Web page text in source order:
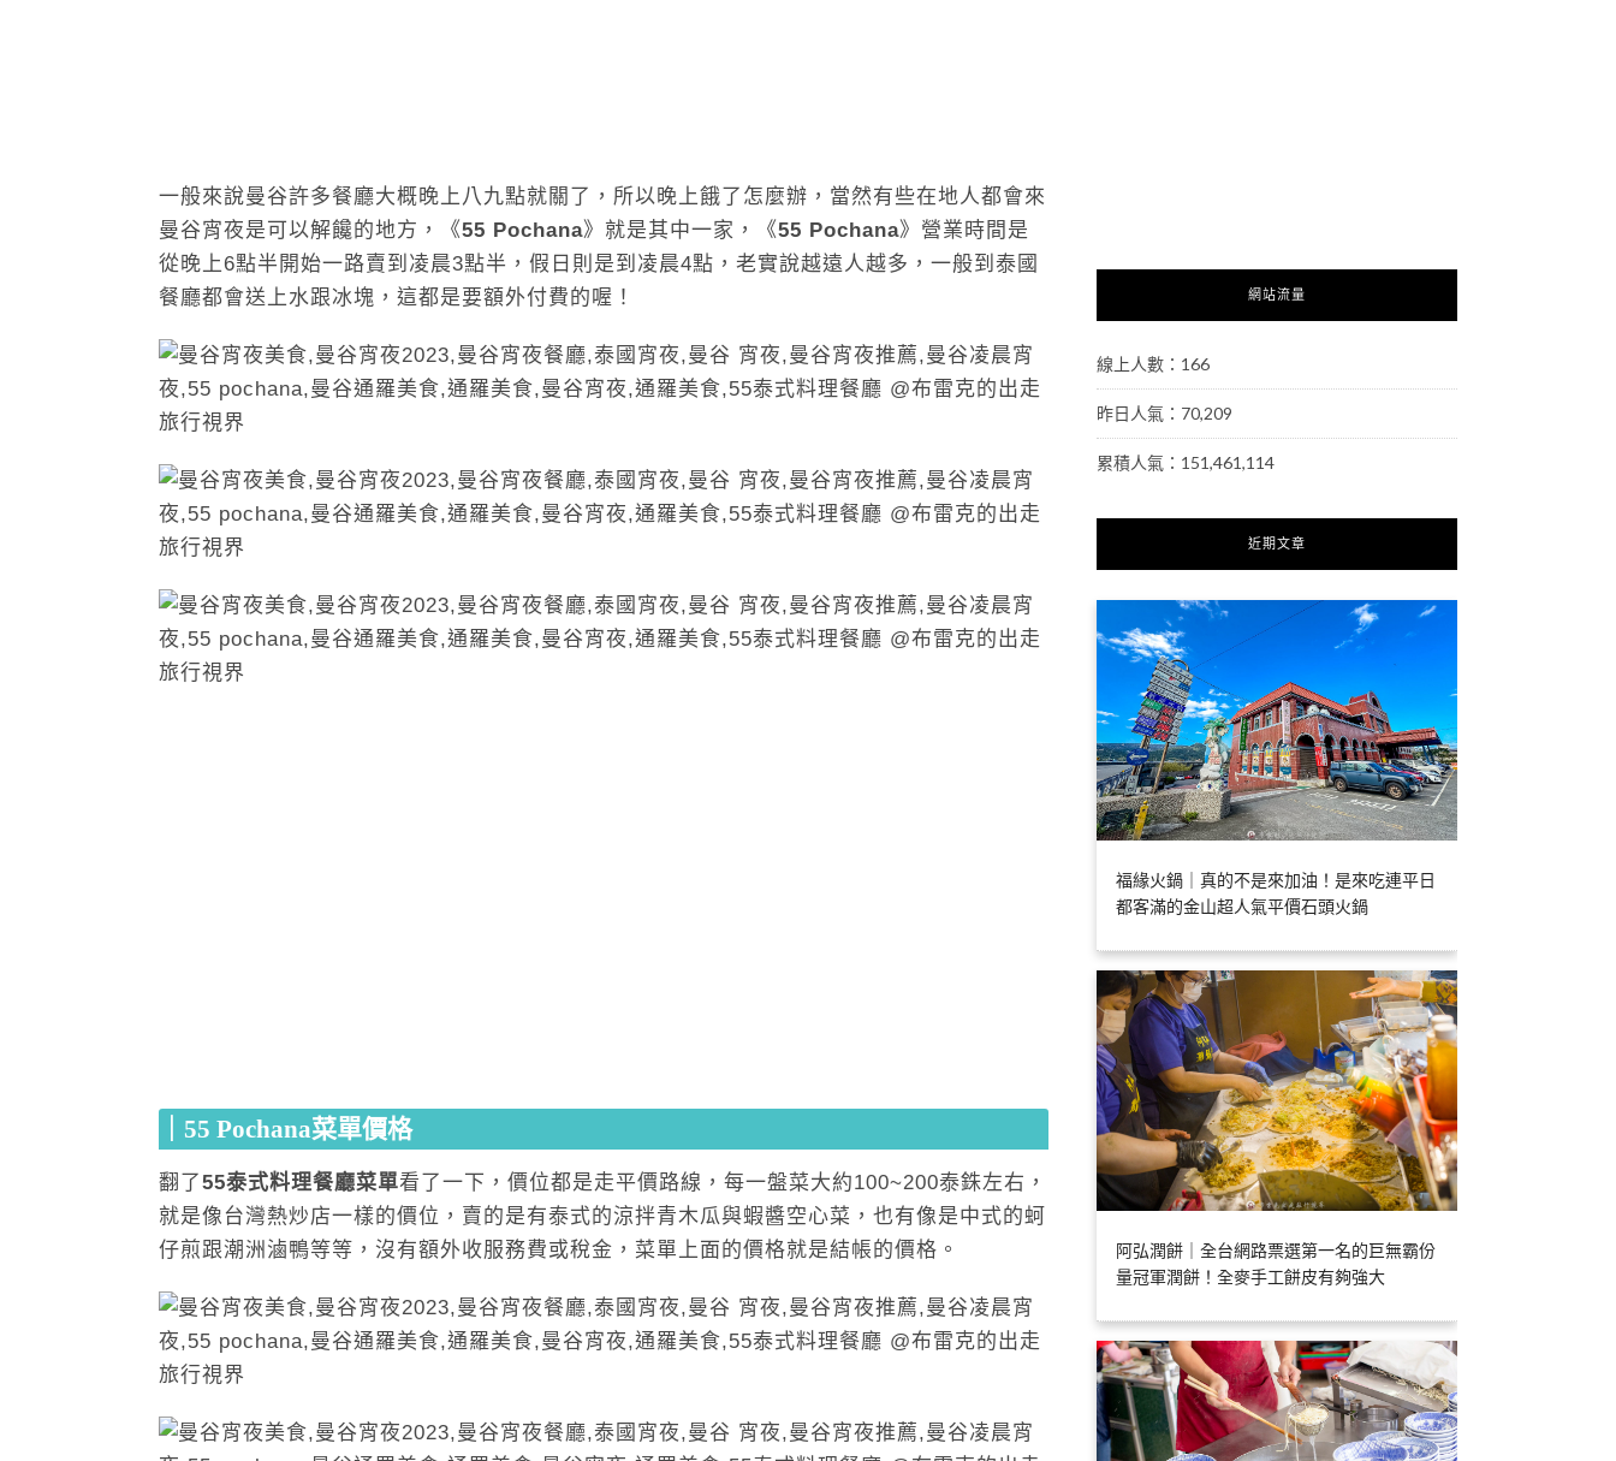
一般來說曼谷許多餐廳大概晚上八九點就關了，所以晚上餓了怎麼辦，當然有些在地人都會來
曼谷宵夜是可以解饞的地方，《55 Pochana》就是其中一家，《55 Pochana》營業時間是
從晚上6點半開始一路賣到凌晨3點半，假日則是到凌晨4點，老實說越遠人越多，一般到泰國
餐廳都會送上水跟冰塊，這都是要額外付費的喔！
｜55 Pochana菜單價格
翻了55泰式料理餐廳菜單看了一下，價位都是走平價路線，每一盤菜大約100~200泰銖左右，
就是像台灣熱炒店一樣的價位，賣的是有泰式的涼拌青木瓜與蝦醬空心菜，也有像是中式的蚵
仔煎跟潮洲滷鴨等等，沒有額外收服務費或稅金，菜單上面的價格就是結帳的價格。
網站流量
線上人數：166
昨日人氣：70,209
累積人氣：151,461,114
近期文章
福緣火鍋｜真的不是來加油！是來吃連平日
都客滿的金山超人氣平價石頭火鍋
阿弘潤餅｜全台網路票選第一名的巨無霸份
量冠軍潤餅！全麥手工餅皮有夠強大